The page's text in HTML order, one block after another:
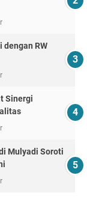
dengan RW
Sinergi
Mulyadi Soroti